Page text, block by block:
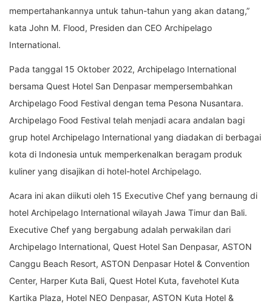
mempertahankannya untuk tahun-tahun yang akan datang,”
kata John M. Flood, Presiden dan CEO Archipelago
International.
Pada tanggal 15 Oktober 2022, Archipelago International
bersama Quest Hotel San Denpasar mempersembahkan
Archipelago Food Festival dengan tema Pesona Nusantara.
Archipelago Food Festival telah menjadi acara andalan bagi
grup hotel Archipelago International yang diadakan di berbagai
kota di Indonesia untuk memperkenalkan beragam produk
kuliner yang disajikan di hotel-hotel Archipelago.
Acara ini akan diikuti oleh 15 Executive Chef yang bernaung di
hotel Archipelago International wilayah Jawa Timur dan Bali.
Executive Chef yang bergabung adalah perwakilan dari
Archipelago International, Quest Hotel San Denpasar, ASTON
Canggu Beach Resort, ASTON Denpasar Hotel & Convention
Center, Harper Kuta Bali, Quest Hotel Kuta, favehotel Kuta
Kartika Plaza, Hotel NEO Denpasar, ASTON Kuta Hotel &